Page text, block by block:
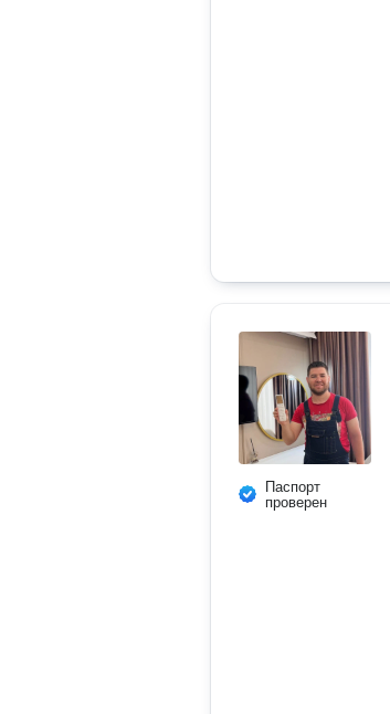
Паспорт
проверен